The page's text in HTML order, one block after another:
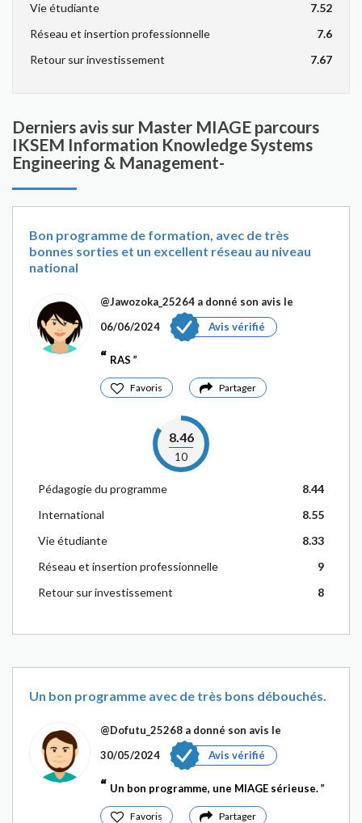
Vie étudiante
7.52
Réseau et insertion professionnelle
7.6
Retour sur investissement
7.67
Derniers avis sur Master MIAGE parcours
IKSEM Information Knowledge Systems
Engineering & Management-
Bon programme de formation, avec de très
bonnes sorties et un excellent réseau au niveau
national
@Jawozoka_25264 a donné son avis le
06/06/2024
Avis vérifié
RAS
Favoris Partager
8.46
10
Pédagogie du programme
8.44
International
8.55
Vie étudiante
8.33
Réseau et insertion professionnelle
9
Retour sur investissement
8
Un bon programme avec de très bons débouchés.
@Dofutu_25268 a donné son avis le
30/05/2024
Avis vérifié
Un bon programme, une MIAGE sérieuse.
Favoris Partager